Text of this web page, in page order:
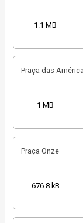
1.1 MB
Praça das
1 MB
Praça Onze
676.8 kB